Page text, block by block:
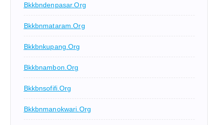
Bkkbndenpasar.org
Bkkbnmataram.org
Bkkbnkupang.org
Bkkbnambon.org
Bkkbnsofifi.org
Bkkbnmanokwari.org